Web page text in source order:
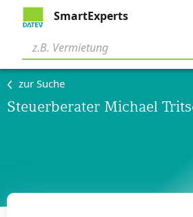
SmartExperts
zur Suche
Steuerberater Michael